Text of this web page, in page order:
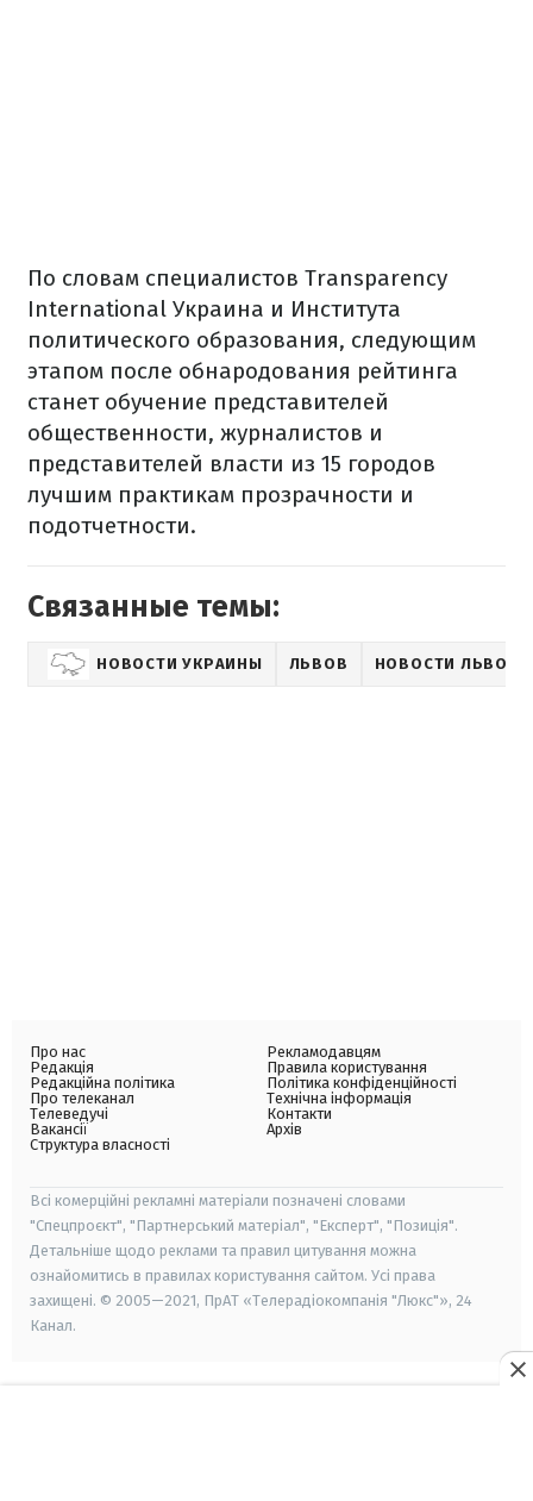
По словам специалистов Transparency
International Украина и Института
политического образования, следующим
этапом после обнародования рейтинга
станет обучение представителей
общественности, журналистов и
представителей власти из 15 городов
лучшим практикам прозрачности и
подотчетности.
Связанные темы:
НОВОСТИ УКРАИНЫ ЛЬВОВ НОВОСТИ ЛЬВОВА
Про нас
Редакція
Редакційна політика
Про телеканал
Телеведучі
Вакансії
Структура власності
Рекламодавцям
Правила користування
Політика конфіденційності
Технічна інформація
Контакти
Архів
Всі комерційні рекламні матеріали позначені словами
"Спецпроєкт", "Партнерський матеріал", "Експерт", "Позиція".
Детальніше щодо реклами та правил цитування можна
ознайомитись в правилах користування сайтом. Усі права
захищені. © 2005—2021, ПрАТ «Телерадіокомпанія "Люкс"», 24
Канал.